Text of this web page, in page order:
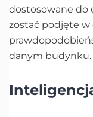
dostosowane do
zostać podjęte w
danym budynku.